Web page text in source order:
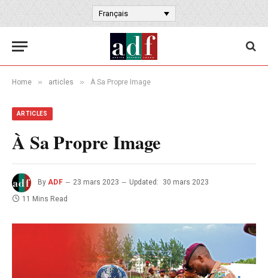
Français
Home » articles » À Sa Propre Image
ARTICLES
À Sa Propre Image
By ADF 23 mars 2023 Updated:
30 mars 2023
11 Mins Read